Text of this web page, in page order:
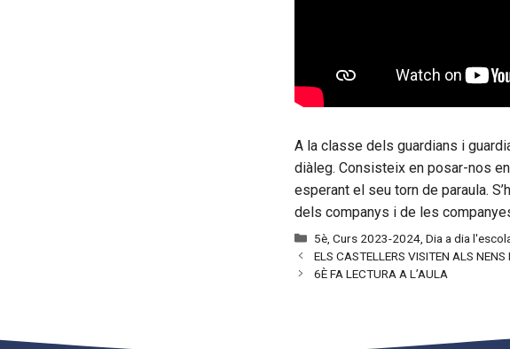
A la classe dels guardians i
diàleg. Consisteix en posar-nos
esperant el seu torn de paraula.
dels companys i de les
Categories
5è, Curs 2023-2024, Dia a dia
ELS CASTELLERS VISITEN ALS NENS
6È FA LECTURA A L’AULA